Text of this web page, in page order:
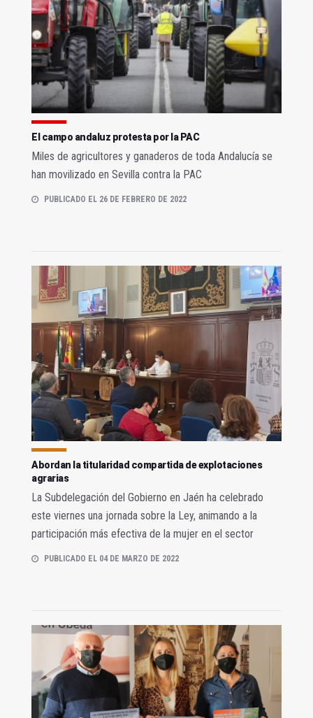
El campo andaluz protesta por la PAC
Miles de agricultores y ganaderos de toda Andalucía se
han movilizado en Sevilla contra la PAC
PUBLICADO EL 26 DE FEBRERO DE 2022
Abordan la titularidad compartida de explotaciones
agrarias
La Subdelegación del Gobierno en Jaén ha celebrado
este viernes una jornada sobre la Ley, animando a la
participación más efectiva de la mujer en el sector
PUBLICADO EL 04 DE MARZO DE 2022